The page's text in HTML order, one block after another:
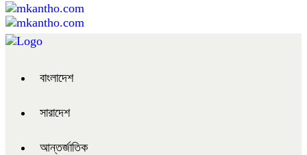
বাংলাদেশ
সারাদেশ
আন্তর্জাতিক